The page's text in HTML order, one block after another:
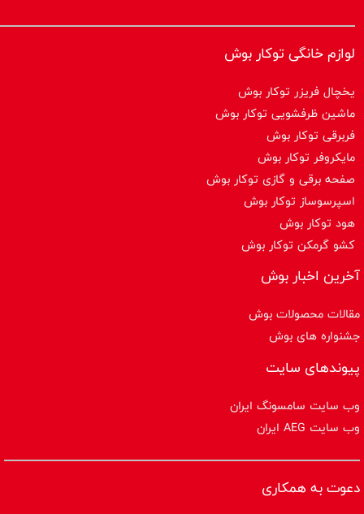
لوازم خانگی توکار بوش
یخچال فریزر توکار بوش
ماشین ظرفشویی توکار بوش
فربرقی توکار بوش
مایکروفر توکار بوش
صفحه برقی و گازی توکار بوش
اسپرسوساز توكار بوش
هود توکار بوش
کشو گرمکن توکار بوش
آخرین اخبار بوش
مقالات محصولات بوش
جشنواره های بوش
پیوندهای سایت
وب سایت سامسونگ ایران
وب سایت AEG ایران
دعوت به همکاری